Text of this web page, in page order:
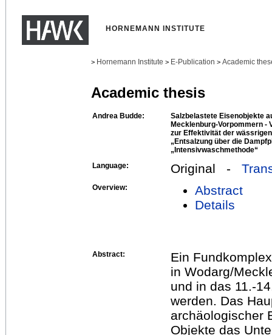
HORNEMANN INSTITUTE
> Hornemann Institute > E-Publication > Academic
Academic thesis
Andrea Budde:
Salzbelastete Eisenobjekte
Mecklenburg-Vorpommern -
zur Effektivität der
„Entsalzung über die
„Intensivwaschmethode“
Language:
Original -
Overview:
Abstract
Details
Abstract:
Ein
in Wodarg/
und in das 11.-
werden. Das
archäologischer
Objekte das